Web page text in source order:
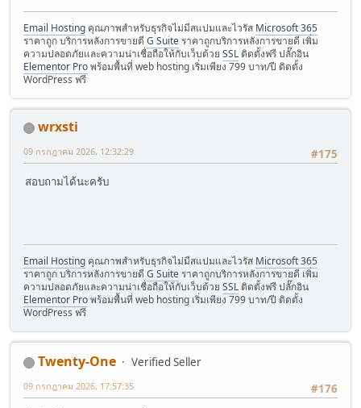
Email Hosting คุณภาพสำหรับธุรกิจไม่มีสแปมและไวรัส Microsoft 365
ราคาถูก บริการหลังการขายดี G Suite ราคาถูกบริการหลังการขายดี เพิ่ม
ความปลอดภัยและความน่าเชื่อถือให้กับเว็บด้วย SSL ติดตั้งฟรี ปลั๊กอิน
Elementor Proพร้อมพื้นที่ web hosting เริ่มเพียง 799 บาท/ปี ติดตั้ง
WordPress ฟรี
wrxsti
#175
09 กรกฎาคม 2026, 12:32:29
สอบถามได้นะครับ
Email Hosting คุณภาพสำหรับธุรกิจไม่มีสแปมและไวรัส Microsoft 365
ราคาถูก บริการหลังการขายดี G Suite ราคาถูกบริการหลังการขายดี เพิ่ม
ความปลอดภัยและความน่าเชื่อถือให้กับเว็บด้วย SSL ติดตั้งฟรี ปลั๊กอิน
Elementor Proพร้อมพื้นที่ web hosting เริ่มเพียง 799 บาท/ปี ติดตั้ง
WordPress ฟรี
Twenty-One
Verified Seller
#176
09 กรกฎาคม 2026, 17:57:35